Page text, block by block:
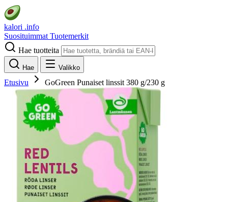
kalori .info
Suosituimmat Tuotemerkit
Hae tuotteita
Hae Valikko
Etusivu GoGreen Punaiset linssit 380 g/230 g